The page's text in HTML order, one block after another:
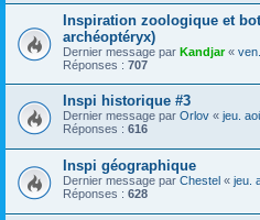
Inspiration zoologique et
archéoptéryx)
Dernier message par Kandjar«
Réponses : 707
Inspi historique #3
Dernier message par Orlov « jeu.
Réponses : 616
Inspi géographique
Dernier message par Chestel « jeu.
Réponses : 628